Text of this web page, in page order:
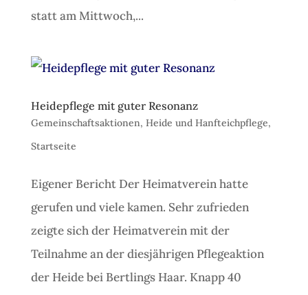
statt am Mittwoch,...
Heidepflege mit guter Resonanz
Gemeinschaftsaktionen, Heide und Hanfteichpflege,
Startseite
Eigener Bericht Der Heimatverein hatte
gerufen und viele kamen. Sehr zufrieden
zeigte sich der Heimatverein mit der
Teilnahme an der diesjährigen Pflegeaktion
der Heide bei Bertlings Haar. Knapp 40